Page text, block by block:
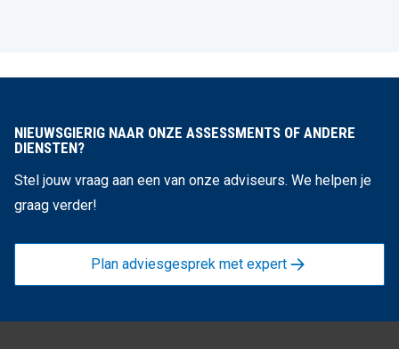
NIEUWSGIERIG NAAR ONZE ASSESSMENTS OF ANDERE
DIENSTEN?
Stel jouw vraag aan een van onze adviseurs. We helpen je
graag verder!
Plan adviesgesprek met expert